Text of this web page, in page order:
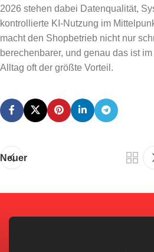
2026 stehen dabei Datenqualität,
kontrollierte KI-Nutzung im
macht den Shopbetrieb nicht nur
berechenbarer, und genau das ist
Alltag oft der größte Vorteil.
Neuer